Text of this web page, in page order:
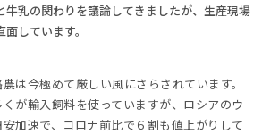
牛乳の関わりを議論してきましたが、生産現場
しています。
は今極めて厳しい風にさらされています。
が輸入飼料を使っていますが、ロシアのウ
加速で、コロナ前比で６割も値上がりして